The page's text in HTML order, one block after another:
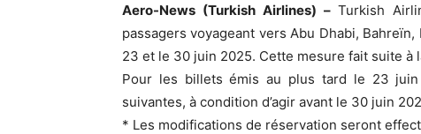
Aero-News (Turkish Airlines) –Turkish
passagers voyageant vers Abu Dhabi,
23 et le 30 juin 2025. Cette mesure fait suite à
Pour les billets émis au plus tard le 23
suivantes, à condition d’agir avant le 30 juin
* Les modifications de réservation seront